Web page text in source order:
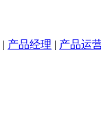
| 产品经理 | 产品运